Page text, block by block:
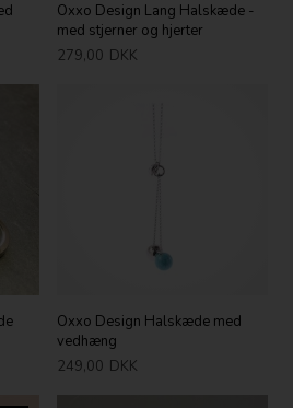
Oxxo Design Lang Halskæde -
med stjerner og hjerter
279,00 DKK
Oxxo Design Halskæde med
vedhæng
249,00 DKK